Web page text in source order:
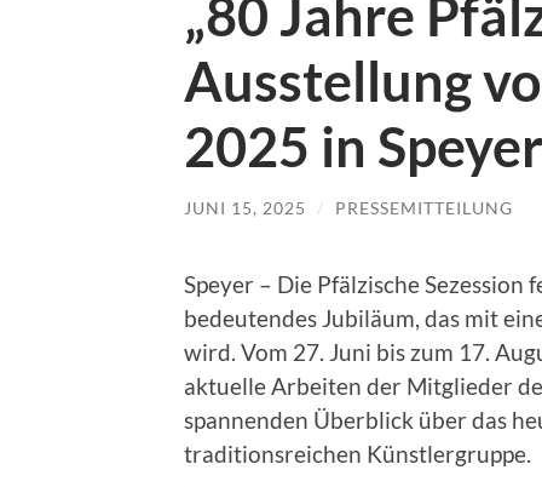
„80 Jahre
Ausstellung
2025 in Speyer
JUNI 15, 2025 / PRESSEMITTEILUNG
Speyer – Die Pfälzische
bedeutendes Jubiläum, das mit
wird. Vom 27. Juni bis zum 17.
aktuelle Arbeiten der Mitglieder
spannenden Überblick über das
traditionsreichen Künstlergruppe.